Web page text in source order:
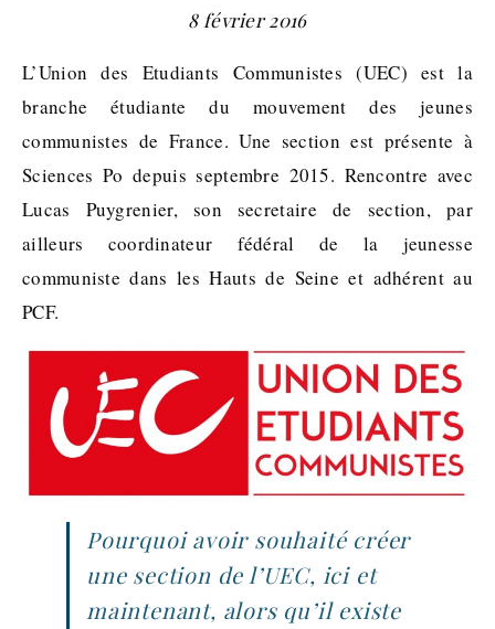
8 février 2016
L’Union des Etudiants Communistes (UEC) est la
branche étudiante du mouvement des jeunes
communistes de France. Une section est présente à
Sciences Po depuis septembre 2015. Rencontre avec
Lucas Puygrenier, son secretaire de section, par
ailleurs coordinateur fédéral de la jeunesse
communiste dans les Hauts de Seine et adhérent au
PCF.
Pourquoi avoir souhaité créer
une section de l’UEC, ici et
maintenant, alors qu’il existe